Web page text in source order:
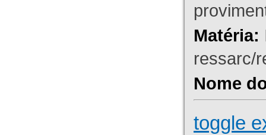
Matéria:
ressarc/
Nome
toggle